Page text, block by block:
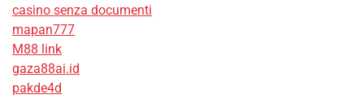
casino senza documenti
mapan777
M88 link
gaza88ai.id
pakde4d